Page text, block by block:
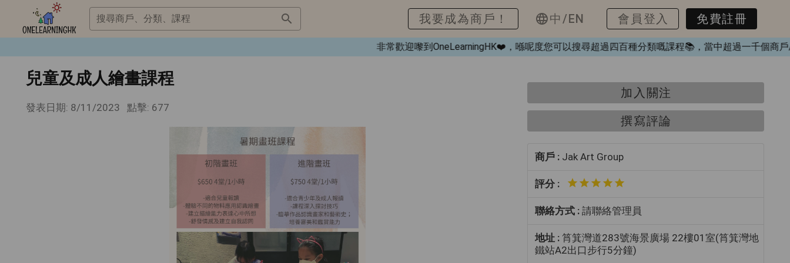
非常歡迎嚟到OneLearningHK❤️，喺呢度您可以搜尋超過四百種分類嘅課程📚，當中超過一千個商戶/
搜尋商戶、分類、課程 我要成為商戶！ 中/EN 會員登入 免費註冊
兒童及成人繪畫課程
發表日期: 8/11/2023 點擊: 677
加入關注
撰寫評論
商戶 : Jak Art Group
評分 :
聯絡方式 : 請聯絡管理員
地址 : 筲箕灣道283號海景廣場 22樓01室(筲箕灣地
鐵站A2出口步行5分鐘)